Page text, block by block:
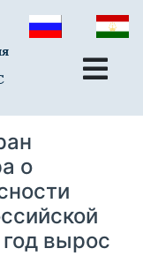
о
вырос